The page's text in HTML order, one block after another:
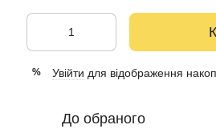
% Увійти для відображення
До обраного